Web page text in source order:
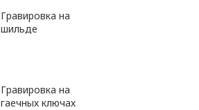
Гравировка на
шильде
Гравировка на
гаечных ключах